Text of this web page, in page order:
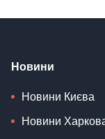
Новини
Новини Києва
Новини